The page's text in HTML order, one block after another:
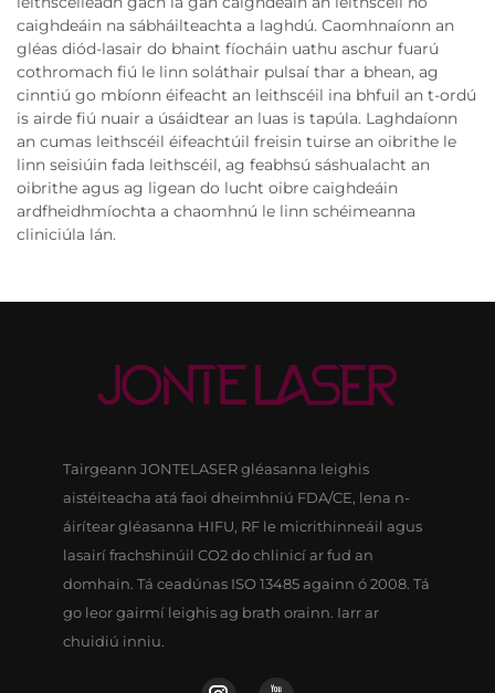
caighdeáin na sábháilteachta a laghdú. Caomhnaíonn an
gléas diód-lasair do bhaint fíocháin uathu aschur fuarú
cothromach fiú le linn soláthair pulsaí thar a bhean, ag
cinntiú go mbíonn éifeacht an leithscéil ina bhfuil an t-ordú
is airde fiú nuair a úsáidtear an luas is tapúla. Laghdaíonn
an cumas leithscéil éifeachtúil freisin tuirse an oibrithe le
linn seisiúin fada leithscéil, ag feabhsú sáshualacht an
oibrithe agus ag ligean do lucht oibre caighdeáin
ardfheidhmíochta a chaomhnú le linn schéimeanna
cliniciúla lán.
Tairgeann JONTELASER gléasanna leighis
aistéiteacha atá faoi dheimhniú FDA/CE, lena n-
áirítear gléasanna HIFU, RF le micrithinneáil agus
lasairí frachshinúil CO2 do chlinicí ar fud an
domhain. Tá ceadúnas ISO 13485 againn ó 2008. Tá
go leor gairmí leighis ag brath orainn. Iarr ar
chuidiú inniu.